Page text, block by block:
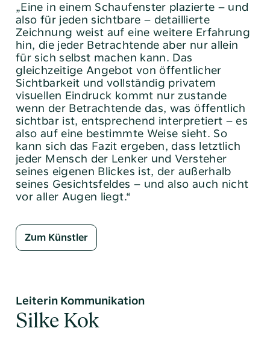
„Eine in einem Schaufenster plazierte – und
also für jeden sichtbare – detaillierte
Zeichnung weist auf eine weitere Erfahrung
hin, die jeder Betrachtende aber nur allein
für sich selbst machen kann. Das
gleichzeitige Angebot von öffentlicher
Sichtbarkeit und vollständig privatem
visuellen Eindruck kommt nur zustande
wenn der Betrachtende das, was öffentlich
sichtbar ist, entsprechend interpretiert – es
also auf eine bestimmte Weise sieht. So
kann sich das Fazit ergeben, dass letztlich
jeder Mensch der Lenker und Versteher
seines eigenen Blickes ist, der außerhalb
seines Gesichtsfeldes – und also auch nicht
vor aller Augen liegt.“
Zum Künstler
Leiterin Kommunikation
Silke Kok